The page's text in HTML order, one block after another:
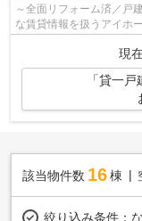
～全面リフォーム済／戸
な賃貸情報を扱うアイホ
現
「貸一
該当物件数 16棟
絞り込み条件：